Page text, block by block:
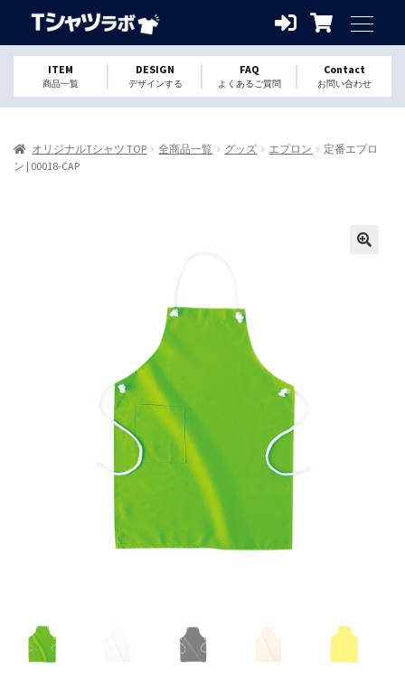
ITEM
商品一覧
DESIGN
デザインする
FAQ
よくあるご質問
Contact
お問い合わせ
オリジナルTシャツ TOP 全商品一覧 グッズ エプロン
定番エプロ
ン | 00018-CAP